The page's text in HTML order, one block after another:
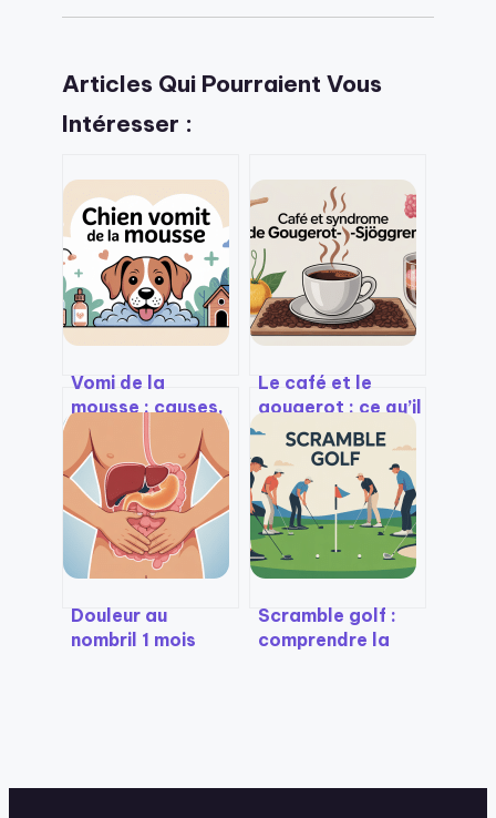
Articles Qui Pourraient Vous
Intéresser :
Vomi de la
mousse : causes,
risques et gestes
à adopter
Le café et le
gougerot : ce qu’il
faut vraiment
savoir
Douleur au
nombril 1 mois
Scramble golf :
comprendre la